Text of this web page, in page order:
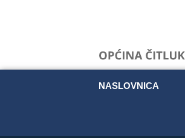
NASLOVNICA